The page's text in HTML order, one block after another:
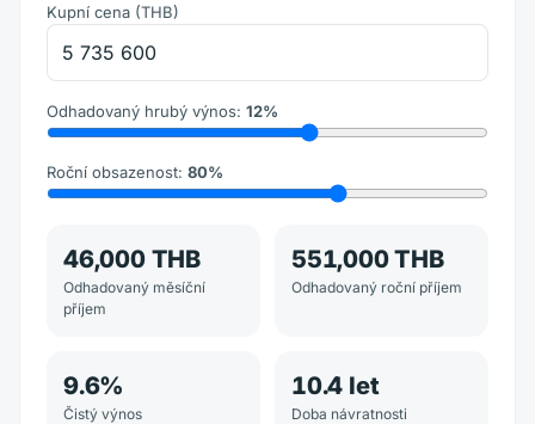
Kupní cena (THB)
Odhadovaný hrubý výnos: 12%
Roční obsazenost: 80%
46,000 THB
Odhadovaný měsíční
příjem
551,000 THB
Odhadovaný roční příjem
9.6%
Čistý výnos
10.4 let
Doba návratnosti